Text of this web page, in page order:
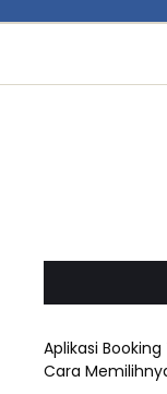
Aplikasi
Cara